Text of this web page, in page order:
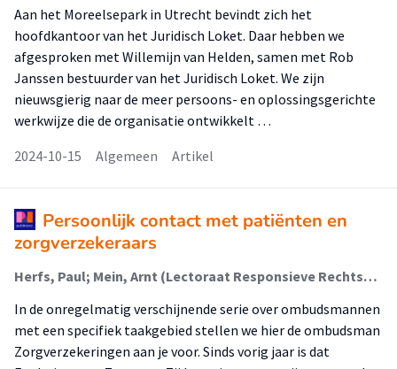
Aan het Moreelsepark in Utrecht bevindt zich het
hoofdkantoor van het Juridisch Loket. Daar hebben we
afgesproken met Willemijn van Helden, samen met Rob
Janssen bestuurder van het Juridisch Loket. We zijn
nieuwsgierig naar de meer persoons- en oplossingsgerichte
werkwijze die de organisatie ontwikkelt …
2024-10-15
Algemeen Artikel
Persoonlijk contact met patiënten en
zorgverzekeraars
Herfs, Paul; Mein, Arnt (Lectoraat Responsieve Rechtspraktijk)
In de onregelmatig verschijnende serie over ombudsmannen
met een specifiek taakgebied stellen we hier de ombudsman
Zorgverzekeringen aan je voor. Sinds vorig jaar is dat